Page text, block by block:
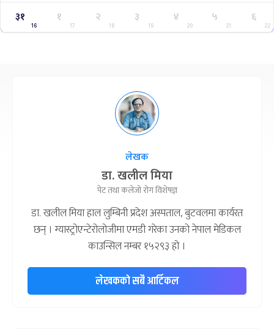
३१
16
१
17
२
18
३
19
४
20
५
21
६
22
लेखक
डा. खलील मिया
पेट तथा कलेजो रोग विशेषज्ञ
डा. खलील मिया हाल लुम्बिनी प्रदेश अस्पताल, बुटवलमा कार्यरत
छन् । ग्यास्ट्रोएन्टेरोलोजीमा एमडी गरेका उनको नेपाल मेडिकल
काउन्सिल नम्बर १५२९३ हो ।
लेखकको सबै आर्टिकल